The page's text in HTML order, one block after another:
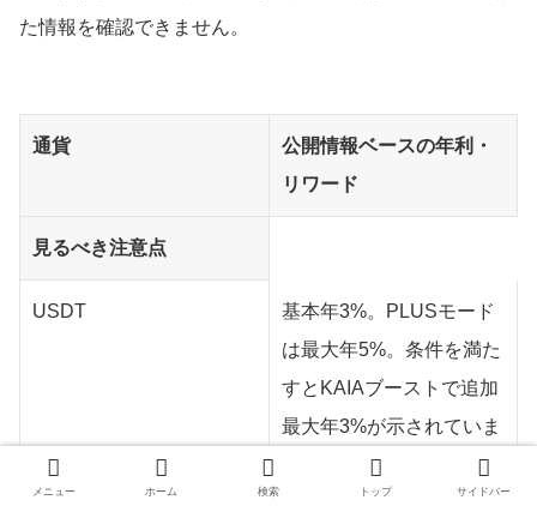
た情報を確認できません。
通貨
公開情報ベースの年利・
リワード
見るべき注意点
USDT
基本年3%。PLUSモード
は最大年5%。条件を満た
すとKAIAブーストで追加
最大年3%が示されていま
メニュー ホーム 検索 トップ サイドバー